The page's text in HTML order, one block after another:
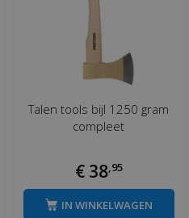
Talen tools bijl 1250 gram
compleet
€ 38 95
IN WINKELWAGEN